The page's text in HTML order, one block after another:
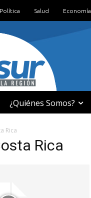
Política Salud Economía
¿Quiénes Somos?
Rica
Rica